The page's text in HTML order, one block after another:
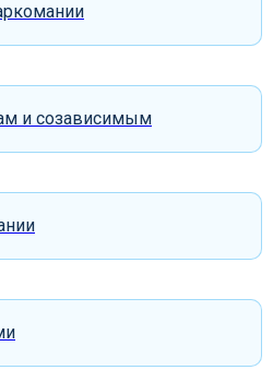
и созависимым